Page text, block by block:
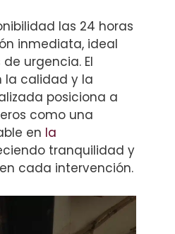
las 24 horas
inmediata, ideal
urgencia. El
la calidad y la
posiciona a
como una
en la
tranquilidad y
cada intervención.